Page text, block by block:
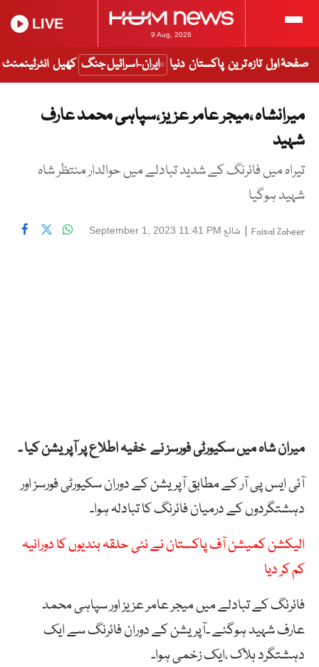
9 Aug, 2026
LIVE
صفحۂ اول تازہ ترین پاکستان دنیا ایران-اسرائیل جنگ کھیل انٹرٹینمنٹ
میرانشاہ ،میجر عامر عزیز ،سپاہی محمد عارف
شہید
تیراہ میں فائرنگ کے شدید تبادلے میں حوالدار منتظر شاہ
شہید ہوگیا
Faisal Zaheer
| شائع September 1, 2023 11:41 PM
میران شاہ میں سکیورٹی فورسز نے خفیہ اطلاع پر آپریشن کیا ۔
آئی ایس پی آر کے مطابق آپریشن کے دوران سکیورٹی فورسز اور
دہشتگردوں کے درمیان فائرنگ کا تبادلہ ہوا۔
الیکشن کمیشن آف پاکستان نے نئی حلقہ بندیوں کا دورانیہ
کم کر دیا
فائرنگ کے تبادلے میں میجر عامر عزیز اور سپاہی محمد
عارف شہید ہوگئے ۔آپریشن کے دوران فائرنگ سے ایک
دہشتگرد ہلاک ،ایک زخمی ہوا۔